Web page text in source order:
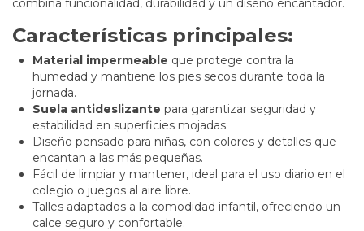
Características principales:
Material impermeable que protege contra la
humedad y mantiene los pies secos durante toda la
jornada.
Suela antideslizante para garantizar seguridad y
estabilidad en superficies mojadas.
Diseño pensado para niñas, con colores y detalles que
encantan a las más pequeñas.
Fácil de limpiar y mantener, ideal para el uso diario en el
colegio o juegos al aire libre.
Talles adaptados a la comodidad infantil, ofreciendo un
calce seguro y confortable.